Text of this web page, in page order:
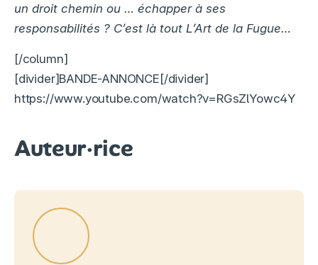
un droit chemin ou … échapper à ses
responsabilités ? C’est là tout L’Art de la Fugue…
[/column]
[divider]BANDE-ANNONCE[/divider]
https://www.youtube.com/watch?v=RGsZlYowc4Y
Auteur·rice